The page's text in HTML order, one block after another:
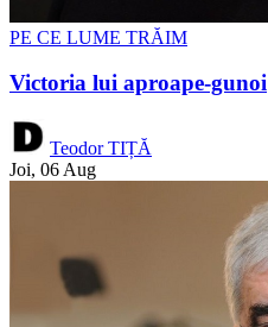
PE CE LUME TRĂIM
Victoria lui aproape-gunoi
Teodor TIȚĂ
Joi, 06 Aug